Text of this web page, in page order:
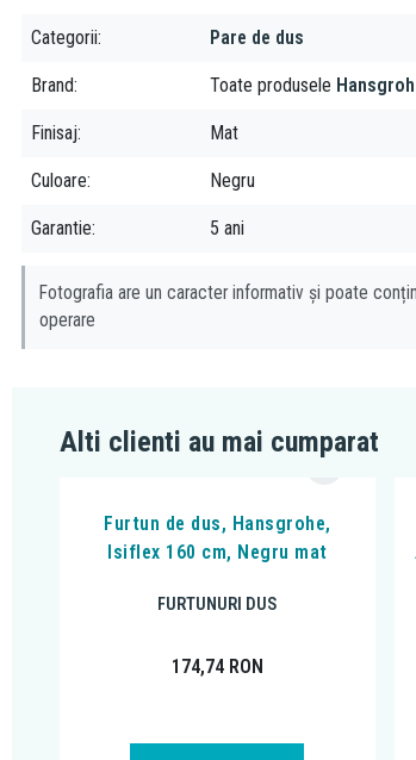
Categorii Pare de dus
Brand Toate produsele
Finisaj Mat
Culoare Negru
Garantie 5 ani
Fotografia are un caracter informativ și poate
operare
Alti clienti au mai cumparat
Furtun de dus, Hansgrohe,
Isiflex 160 cm, Negru mat
FURTUNURI DUS
174,74 RON